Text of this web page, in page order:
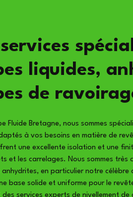
liquides,
de
Fluide Bretagne, nous sommes
à vos besoins en matière de
une excellente isolation et une
et les carrelages. Nous sommes
anhydrites, en particulier notre célèbre
base solide et uniforme pour le
des services experts de nivellement